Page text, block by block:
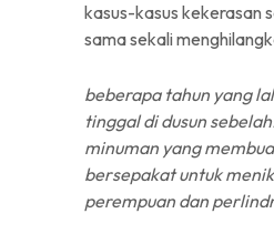
kasus-kasus kekerasan
sama sekali
beberapa tahun yang
tinggal di dusun
minuman yang
bersepakat untuk
perempuan dan